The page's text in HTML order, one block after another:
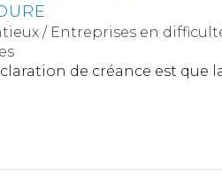
/ Entreprises en
de créance est que